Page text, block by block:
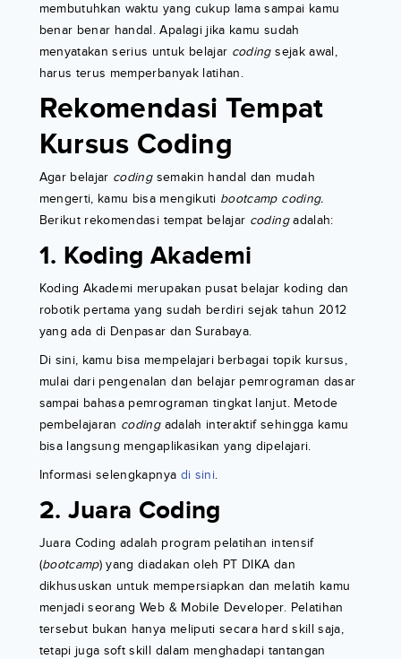
membutuhkan waktu yang cukup lama sampai kamu
benar benar handal. Apalagi jika kamu sudah
menyatakan serius untuk belajar codingsejak awal,
harus terus memperbanyak latihan.
Rekomendasi Tempat
Kursus Coding
Agar belajar codingsemakin handal dan mudah
mengerti, kamu bisa mengikuti bootcamp coding.
Berikut rekomendasi tempat belajar codingadalah:
1. Koding Akademi
Koding Akademi merupakan pusat belajar koding dan
robotik pertama yang sudah berdiri sejak tahun 2012
yang ada di Denpasar dan Surabaya.
Di sini, kamu bisa mempelajari berbagai topik kursus,
mulai dari pengenalan dan belajar pemrograman dasar
sampai bahasa pemrograman tingkat lanjut. Metode
pembelajaran codingadalah interaktif sehingga kamu
bisa langsung mengaplikasikan yang dipelajari.
Informasi selengkapnya di sini.
2. Juara Coding
Juara Coding adalah program pelatihan intensif
(bootcamp) yang diadakan oleh PT DIKA dan
dikhususkan untuk mempersiapkan dan melatih kamu
menjadi seorang Web & Mobile Developer. Pelatihan
tersebut bukan hanya meliputi secara hard skill saja,
tetapi juga soft skill dalam menghadapi tantangan